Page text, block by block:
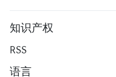
知识产权
RSS
语言